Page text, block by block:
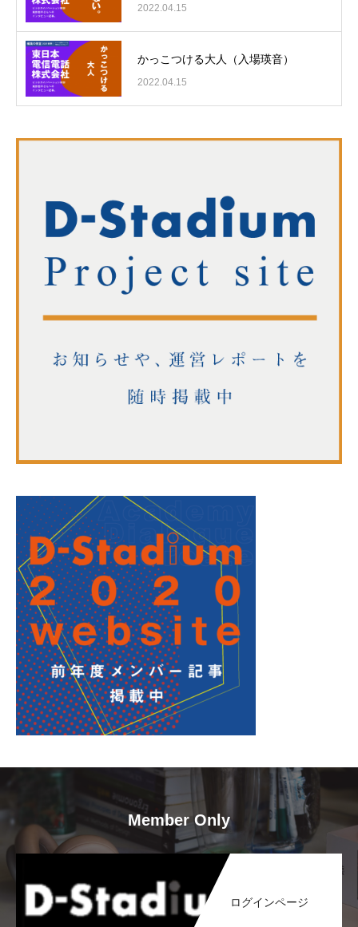
2022.04.15
かっこつける大人（入場瑛音）
2022.04.15
Member Only
ログインページ